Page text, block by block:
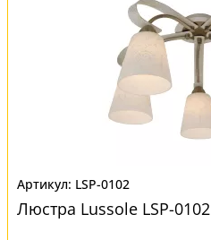
LSP-0102
Люстра Lussole LSP-0102